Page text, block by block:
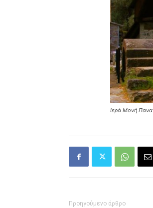
Ιερά Μονή
Προηγούμενο άρθρο